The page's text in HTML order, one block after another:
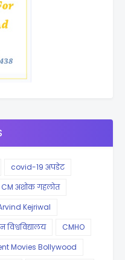
covid-19 अपडेट
CM अशोक गहलोत
Kejriwal
विश्वविद्यालय
CMHO
Movies Bollywood